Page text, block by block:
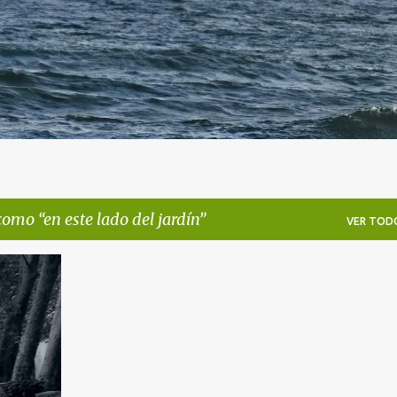
en este lado del jardín VER
+